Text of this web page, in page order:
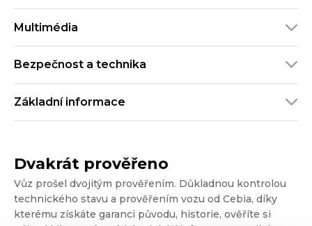
Multimédia
Bezpečnost a technika
Základní informace
Dvakrát prověřeno
Vůz prošel dvojitým prověřením. Důkladnou kontrolou
technického stavu a prověřením vozu od Cebia, díky
kterému získáte garanci původu, historie, ověříte si